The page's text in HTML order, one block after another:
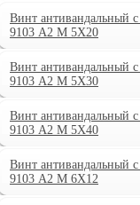
Винт антивандальный
9103 А2 M 5X20
Винт антивандальный
9103 А2 M 5X30
Винт антивандальный
9103 А2 M 5X40
Винт антивандальный
9103 А2 M 6X12